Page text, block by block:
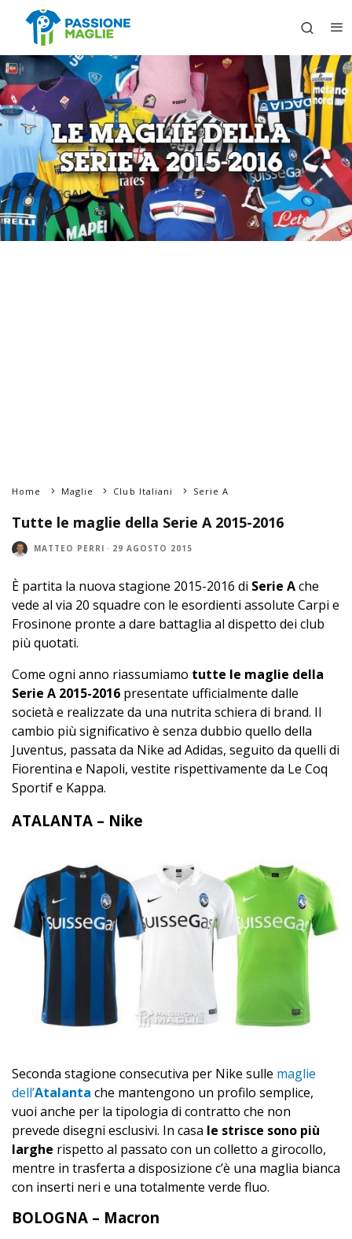
Home Maglie Club Italiani Serie A
Tutte le maglie della Serie A 2015-2016
MATTEO PERRI · 29 AGOSTO 2015
È partita la nuova stagione 2015-2016 di Serie Ache
vede al via 20 squadre con le esordienti assolute Carpi e
Frosinone pronte a dare battaglia al dispetto dei club
più quotati.
Come ogni anno riassumiamo tutte le maglie della
Serie A 2015-2016 presentate ufficialmente dalle
società e realizzate da una nutrita schiera di brand. Il
cambio più significativo è senza dubbio quello della
Juventus, passata da Nike ad Adidas, seguito da quelli di
Fiorentina e Napoli, vestite rispettivamente da Le Coq
Sportif e Kappa.
ATALANTA – Nike
Seconda stagione consecutiva per Nike sulle maglie
dell’Atalanta che mantengono un profilo semplice,
vuoi anche per la tipologia di contratto che non
prevede disegni esclusivi. In casa le strisce sono più
larghe rispetto al passato con un colletto a girocollo,
mentre in trasferta a disposizione c’è una maglia bianca
con inserti neri e una totalmente verde fluo.
BOLOGNA – Macron